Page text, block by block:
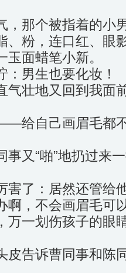
，那个被指着的小
、粉，连口红、眼
面蜡笔小新。
：男生也要化妆！
气壮地又回到我面
给自己画眉毛都
事又“啪”地扔过来
害了：居然还管给
啊，不会画眉毛可
万一划伤孩子的眼
皮告诉曹同事和陈